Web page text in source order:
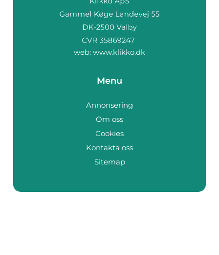
web: www.klikko.dk
Menu
Annonsering
Om oss
Cookies
Kontakta oss
Sitemap